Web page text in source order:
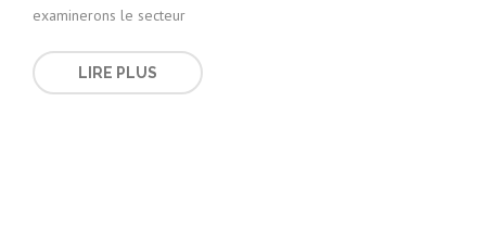
examinerons le secteur
LIRE PLUS